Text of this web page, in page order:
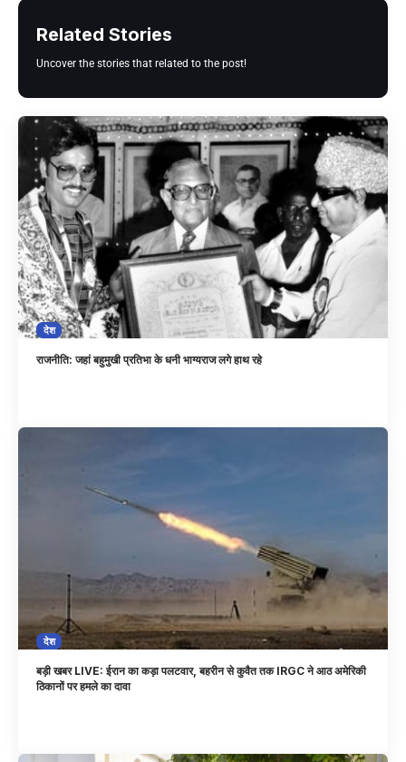
Related Stories
Uncover the stories that related to the post!
देश
राजनीति: जहां बहुमुखी प्रतिभा के धनी भाग्यराज लगे हाथ रहे
देश
बड़ी खबर LIVE: ईरान का कड़ा पलटवार, बहरीन से कुवैत तक IRGC ने आठ अमेरिकी
ठिकानों पर हमले का दावा